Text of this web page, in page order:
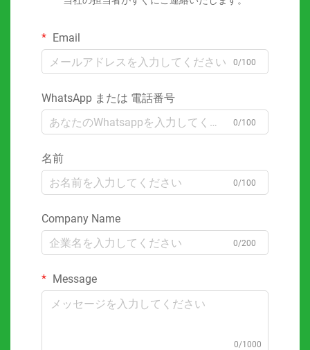
Email
0/100
WhatsApp または 電話番号
0/100
名前
0/100
Company Name
0/200
Message
0/1000